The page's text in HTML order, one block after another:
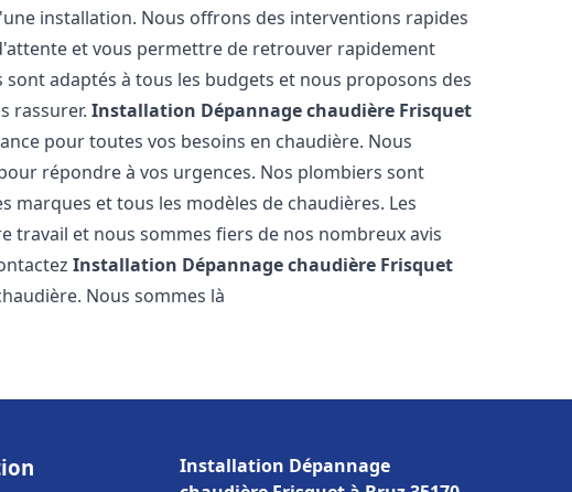
installation. Nous offrons des interventions rapides
et vous permettre de retrouver rapidement
adaptés à tous les budgets et nous proposons des
rassurer.Installation Dépannage chaudière Frisquet
pour toutes vos besoins en chaudière. Nous
répondre à vos urgences. Nos plombiers sont
et tous les modèles de chaudières. Les
travail et nous sommes fiers de nos nombreux avis
Installation Dépannage chaudière Frisquet
Nous sommes là
Installation Dépannage